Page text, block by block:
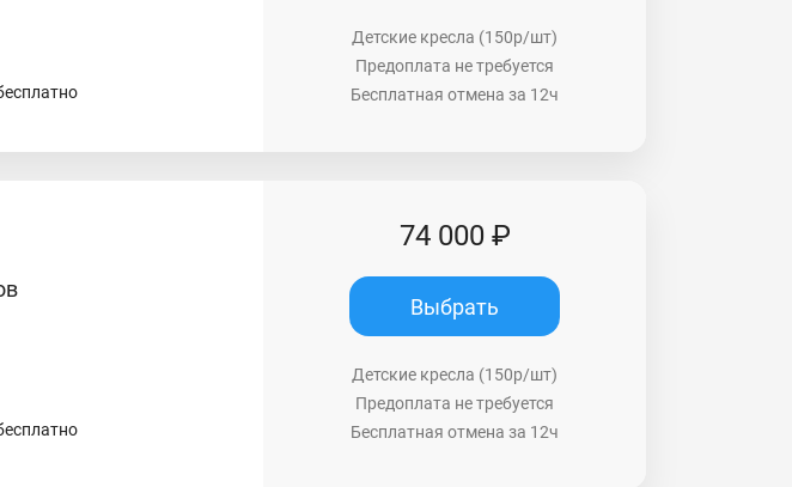
Детские кресла (150р/шт)
Предоплата не требуется
Бесплатная отмена за 12ч
74 000 ₽
Выбрать
Детские кресла (150р/шт)
Предоплата не требуется
Бесплатная отмена за 12ч